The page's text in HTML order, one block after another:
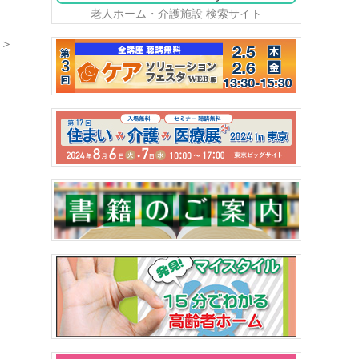
老人ホーム・介護施設 検索サイト